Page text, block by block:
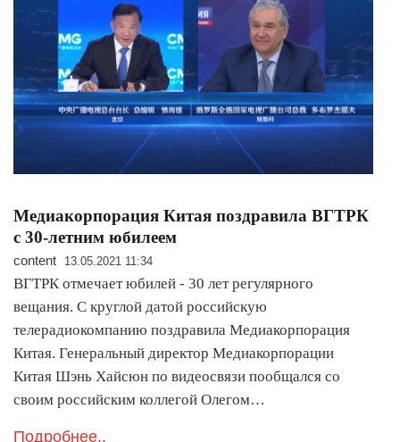
Медиакорпорация Китая поздравила ВГТРК
с 30-летним юбилеем
content 13.05.2021 11:34
ВГТРК отмечает юбилей - 30 лет регулярного
вещания. С круглой датой российскую
телерадиокомпанию поздравила Медиакорпорация
Китая. Генеральный директор Медиакорпорации
Китая Шэнь Хайсюн по видеосвязи пообщался со
своим российским коллегой Олегом…
Подробнее..